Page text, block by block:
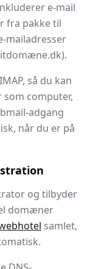
e-mail
fra pakke til
mailadresser
så du kan
computer,
adgang
når du er på
og tilbyder
domæner
samlet,